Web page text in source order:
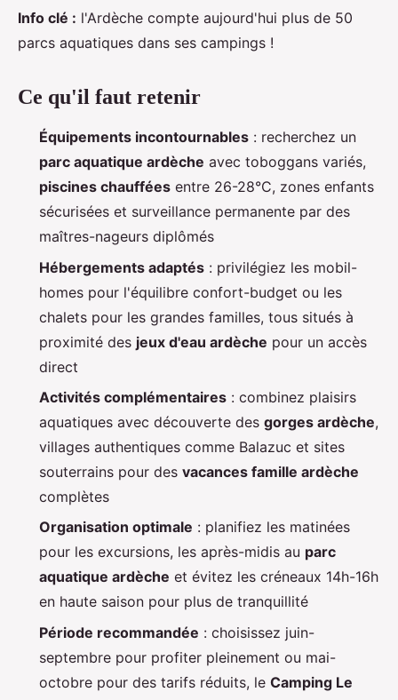
Info clé : l'Ardèche compte aujourd'hui plus de 50
parcs aquatiques dans ses campings !
Ce qu'il faut retenir
Équipements incontournables : recherchez un
parc aquatique ardèche avec toboggans variés,
piscines chauffées entre 26-28°C, zones enfants
sécurisées et surveillance permanente par des
maîtres-nageurs diplômés
Hébergements adaptés : privilégiez les mobil-
homes pour l'équilibre confort-budget ou les
chalets pour les grandes familles, tous situés à
proximité des jeux d'eau ardèche pour un accès
direct
Activités complémentaires : combinez plaisirs
aquatiques avec découverte des gorges ardèche,
villages authentiques comme Balazuc et sites
souterrains pour des vacances famille ardèche
complètes
Organisation optimale : planifiez les matinées
pour les excursions, les après-midis au parc
aquatique ardèche et évitez les créneaux 14h-16h
en haute saison pour plus de tranquillité
Période recommandée : choisissez juin-
septembre pour profiter pleinement ou mai-
octobre pour des tarifs réduits, le Camping Le